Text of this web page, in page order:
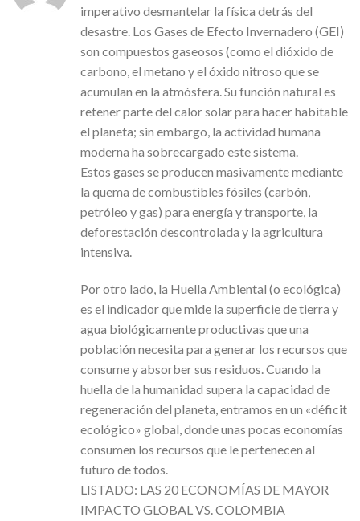
imperativo desmantelar la física detrás del
desastre. Los Gases de Efecto Invernadero (GEI)
son compuestos gaseosos (como el dióxido de
carbono, el metano y el óxido nitroso que se
acumulan en la atmósfera. Su función natural es
retener parte del calor solar para hacer habitable
el planeta; sin embargo, la actividad humana
moderna ha sobrecargado este sistema.
Estos gases se producen masivamente mediante
la quema de combustibles fósiles (carbón,
petróleo y gas) para energía y transporte, la
deforestación descontrolada y la agricultura
intensiva.
Por otro lado, la Huella Ambiental (o ecológica)
es el indicador que mide la superficie de tierra y
agua biológicamente productivas que una
población necesita para generar los recursos que
consume y absorber sus residuos. Cuando la
huella de la humanidad supera la capacidad de
regeneración del planeta, entramos en un «déficit
ecológico» global, donde unas pocas economías
consumen los recursos que le pertenecen al
futuro de todos.
LISTADO: LAS 20 ECONOMÍAS DE MAYOR
IMPACTO GLOBAL VS. COLOMBIA